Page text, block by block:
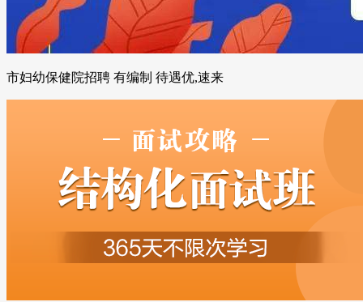
市妇幼保健院招聘 有编制 待遇优,速来